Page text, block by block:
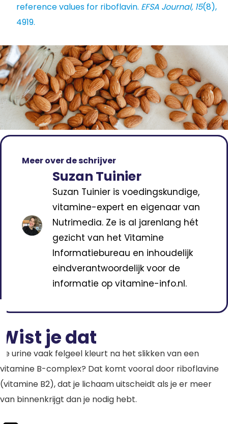
reference values for riboflavin. EFSA Journal, 15(8),
4919.
Meer over de schrijver
Suzan Tuinier
Suzan Tuinier is voedingskundige,
vitamine-expert en eigenaar van
Nutrimedia. Ze is al jarenlang hét
gezicht van het Vitamine
Informatiebureau en inhoudelijk
eindverantwoordelijk voor de
informatie op vitamine-info.nl.
Wist je dat
Je urine vaak felgeel kleurt na het slikken van een
vitamine B-complex? Dat komt vooral door riboflavine
(vitamine B2), dat je lichaam uitscheidt als je er meer
van binnenkrijgt dan je nodig hebt.